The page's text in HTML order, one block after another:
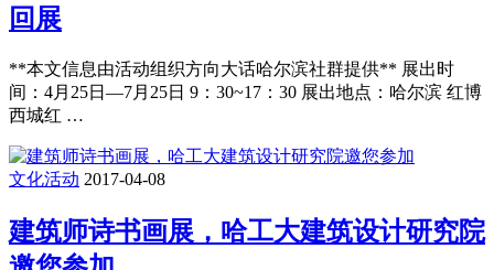
回展
**本文信息由活动组织方向大话哈尔滨社群提供** 展出时
间：4月25日—7月25日 9：30~17：30 展出地点：哈尔滨 红博
西城红 …
文化活动 2017-04-08
建筑师诗书画展，哈工大建筑设计研究院